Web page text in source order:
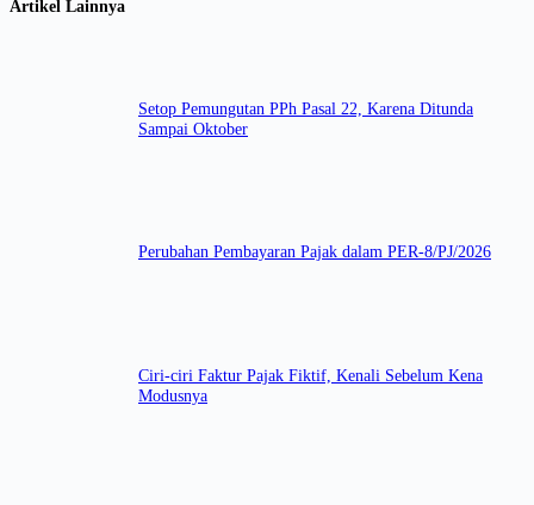
Artikel Lainnya
Setop Pemungutan PPh Pasal 22, Karena Ditunda
Sampai Oktober
Perubahan Pembayaran Pajak dalam PER-8/PJ/2026
Ciri-ciri Faktur Pajak Fiktif, Kenali Sebelum Kena
Modusnya